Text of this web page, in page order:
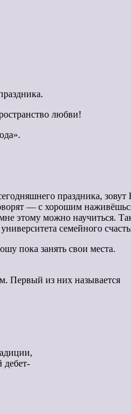
любви!
праздника, зовут
— с хорошим
этому можно научиться.
семейного
пока занять свои места.
Первый из них называется